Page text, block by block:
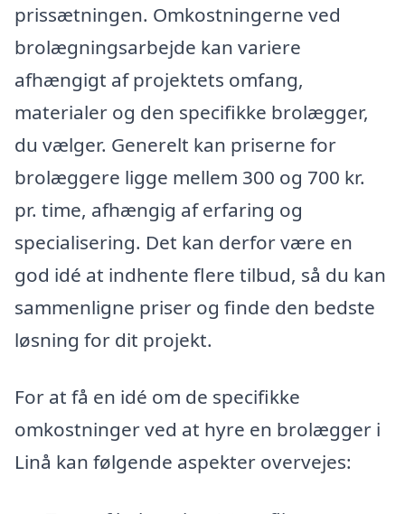
prissætningen. Omkostningerne ved
brolægningsarbejde kan variere
afhængigt af projektets omfang,
materialer og den specifikke brolægger,
du vælger. Generelt kan priserne for
brolæggere ligge mellem 300 og 700 kr.
pr. time, afhængig af erfaring og
specialisering. Det kan derfor være en
god idé at indhente flere tilbud, så du kan
sammenligne priser og finde den bedste
løsning for dit projekt.
For at få en idé om de specifikke
omkostninger ved at hyre en brolægger i
Linå kan følgende aspekter overvejes: